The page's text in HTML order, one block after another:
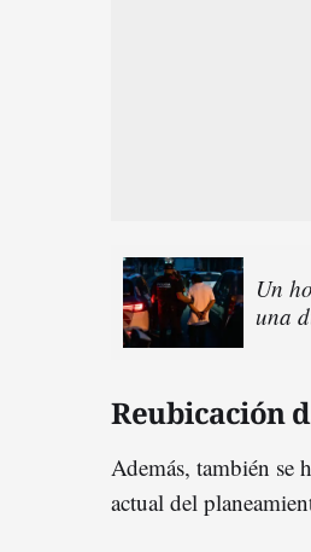
Un
una
Reubicación
Además, también se
actual del